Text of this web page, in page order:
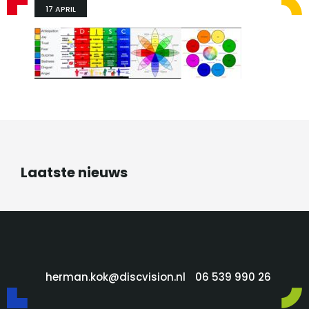
17 APRIL
Laatste nieuws
herman.kok@discvision.nl 06 539 990 26